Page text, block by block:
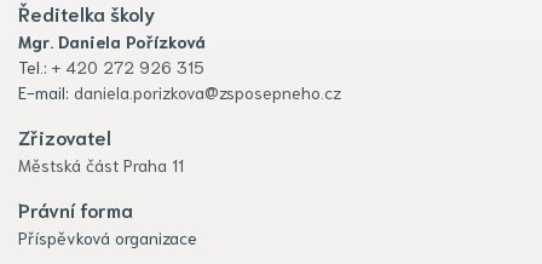
Ředitelka školy
Mgr. Daniela Pořízková
Tel.: + 420 272 926 315
E-mail: daniela.porizkova@zsposepneho.cz
Zřizovatel
Městská část Praha 11
Právní forma
Příspěvková organizace